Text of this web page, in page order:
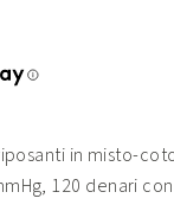
in misto-
120 denari